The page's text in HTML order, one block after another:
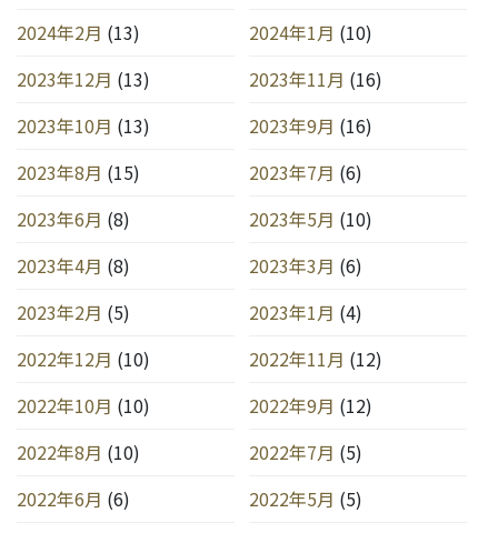
2024年2月 (13) 2024年1月 (10)
2023年12月 (13) 2023年11月 (16)
2023年10月 (13) 2023年9月 (16)
2023年8月 (15) 2023年7月 (6)
2023年6月 (8) 2023年5月 (10)
2023年4月 (8) 2023年3月 (6)
2023年2月 (5) 2023年1月 (4)
2022年12月 (10) 2022年11月 (12)
2022年10月 (10) 2022年9月 (12)
2022年8月 (10) 2022年7月 (5)
2022年6月 (6) 2022年5月 (5)